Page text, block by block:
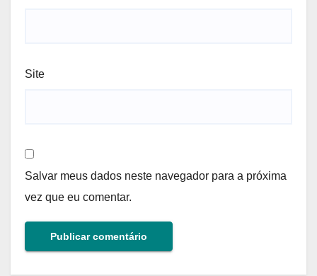
Site
Salvar meus dados neste navegador para a próxima
vez que eu comentar.